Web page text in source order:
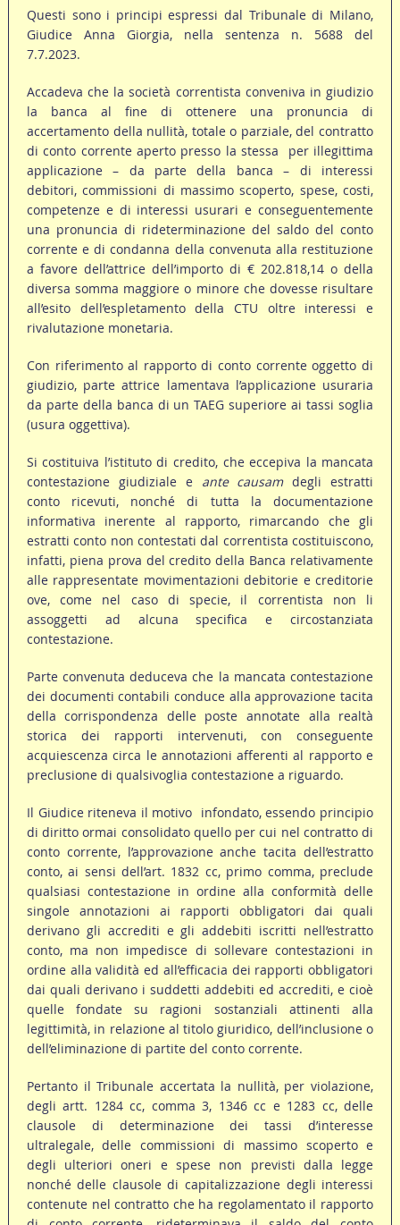
Questi sono i principi espressi dal Tribunale di Milano,
Giudice Anna Giorgia, nella sentenza n. 5688 del
7.7.2023.
Accadeva che la società correntista conveniva in giudizio
la banca al fine di ottenere una pronuncia di
accertamento della nullità, totale o parziale, del contratto
di conto corrente aperto presso la stessa per illegittima
applicazione – da parte della banca – di interessi
debitori, commissioni di massimo scoperto, spese, costi,
competenze e di interessi usurari e conseguentemente
una pronuncia di rideterminazione del saldo del conto
corrente e di condanna della convenuta alla restituzione
a favore dell’attrice dell’importo di € 202.818,14 o della
diversa somma maggiore o minore che dovesse risultare
all’esito dell’espletamento della CTU oltre interessi e
rivalutazione monetaria.
Con riferimento al rapporto di conto corrente oggetto di
giudizio, parte attrice lamentava l’applicazione usuraria
da parte della banca di un TAEG superiore ai tassi soglia
(usura oggettiva).
Si costituiva l’istituto di credito, che eccepiva la mancata
contestazione giudiziale e ante causamdegli estratti
conto ricevuti, nonché di tutta la documentazione
informativa inerente al rapporto, rimarcando che gli
estratti conto non contestati dal correntista costituiscono,
infatti, piena prova del credito della Banca relativamente
alle rappresentate movimentazioni debitorie e creditorie
ove, come nel caso di specie, il correntista non li
assoggetti ad alcuna specifica e circostanziata
contestazione.
Parte convenuta deduceva che la mancata contestazione
dei documenti contabili conduce alla approvazione tacita
della corrispondenza delle poste annotate alla realtà
storica dei rapporti intervenuti, con conseguente
acquiescenza circa le annotazioni afferenti al rapporto e
preclusione di qualsivoglia contestazione a riguardo.
Il Giudice riteneva il motivo infondato, essendo principio
di diritto ormai consolidato quello per cui nel contratto di
conto corrente, l’approvazione anche tacita dell’estratto
conto, ai sensi dell’art. 1832 cc, primo comma, preclude
qualsiasi contestazione in ordine alla conformità delle
singole annotazioni ai rapporti obbligatori dai quali
derivano gli accrediti e gli addebiti iscritti nell’estratto
conto, ma non impedisce di sollevare contestazioni in
ordine alla validità ed all’efficacia dei rapporti obbligatori
dai quali derivano i suddetti addebiti ed accrediti, e cioè
quelle fondate su ragioni sostanziali attinenti alla
legittimità, in relazione al titolo giuridico, dell’inclusione o
dell’eliminazione di partite del conto corrente.
Pertanto il Tribunale accertata la nullità, per violazione,
degli artt. 1284 cc, comma 3, 1346 cc e 1283 cc, delle
clausole di determinazione dei tassi d’interesse
ultralegale, delle commissioni di massimo scoperto e
degli ulteriori oneri e spese non previsti dalla legge
nonché delle clausole di capitalizzazione degli interessi
contenute nel contratto che ha regolamentato il rapporto